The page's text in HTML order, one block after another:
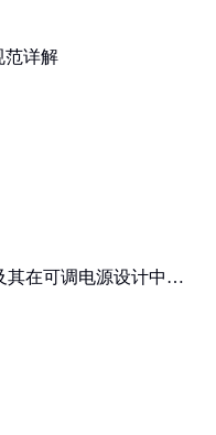
范详解
其在可调电源设计中的